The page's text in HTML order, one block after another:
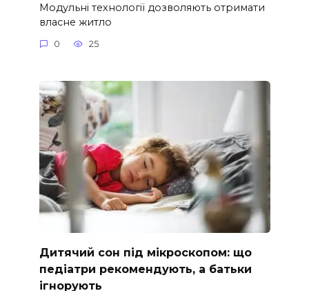
Модульні технології дозволяють отримати
власне житло
0 25
Дитячий сон під мікроскопом: що
педіатри рекомендують, а батьки
ігнорують